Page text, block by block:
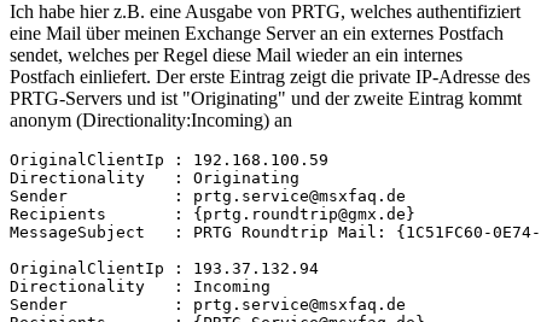
Ich habe hier z.B. eine Ausgabe von PRTG, welches authentifiziert
eine Mail über meinen Exchange Server an ein externes Postfach
sendet, welches per Regel diese Mail wieder an ein internes
Postfach einliefert. Der erste Eintrag zeigt die private IP-Adresse des
PRTG-Servers und ist "Originating" und der zweite Eintrag kommt
anonym (Directionality:Incoming) an
OriginalClientIp : 192.168.100.59
Directionality   : Originating
Sender           : prtg.service@msxfaq.de
Recipients       : {prtg.roundtrip@gmx.de}
MessageSubject   : PRTG Roundtrip Mail: {1C51FC60-0E74-
OriginalClientIp : 193.37.132.94
Directionality   : Incoming
Sender           : prtg.service@msxfaq.de